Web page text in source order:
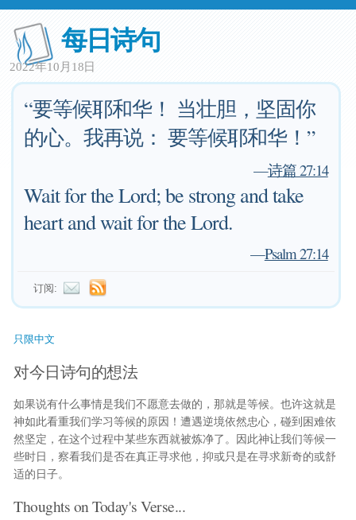
每日诗句
2022年10月18日
“要等候耶和华！ 当壮胆，坚固你
的心。我再说： 要等候耶和华！”
—诗篇 27:14
Wait for the Lord; be strong and take
heart and wait for the Lord.
—Psalm 27:14
订阅:
只限中文
对今日诗句的想法
如果说有什么事情是我们不愿意去做的，那就是等候。也许这就是
神如此看重我们学习等候的原因！遭遇逆境依然忠心，碰到困难依
然坚定，在这个过程中某些东西就被炼净了。因此神让我们等候一
些时日，察看我们是否在真正寻求他，抑或只是在寻求新奇的或舒
适的日子。
Thoughts on Today's Verse...